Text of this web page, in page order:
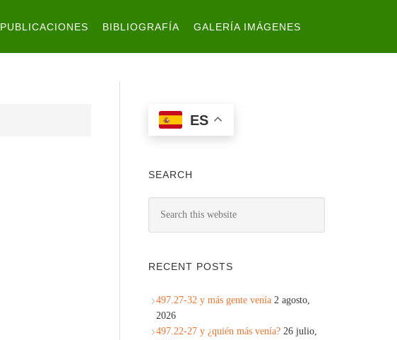
PUBLICACIONES BIBLIOGRAFÍA GALERÍA IMÁGENES
ES
SEARCH
RECENT POSTS
497.27-32 y más gente venía 2 agosto,
2026
497.22-27 y ¿quién más venía? 26 julio,